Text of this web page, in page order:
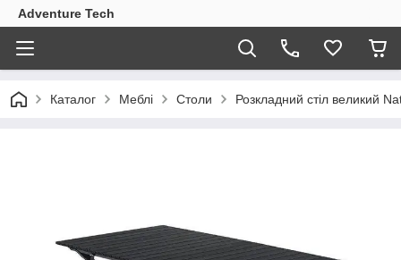
Adventure Tech
Каталог Меблі Столи Розкладний стіл великий